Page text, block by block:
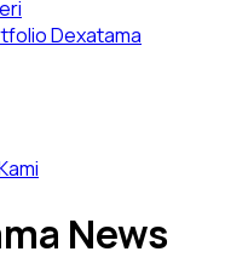
Dexatama
News